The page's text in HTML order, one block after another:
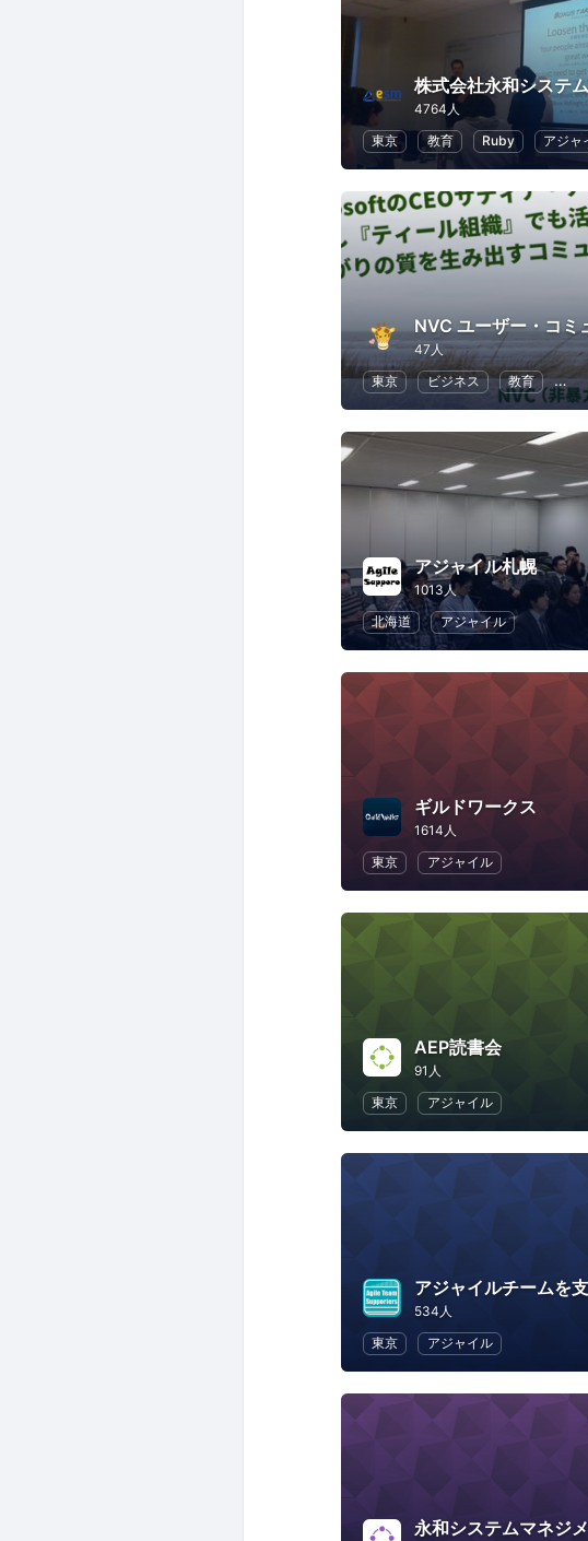
株式会社永和システ
4764人
東京
教育 Ruby アジャ
NVC ユーザー・コミ
47人
東京
ビジネス 教育 コ
アジャイル札幌
1013人
北海道
アジャイル
ギルドワークス
1614人
東京
アジャイル
AEP読書会
91人
東京
アジャイル
アジャイルチームを
534人
東京
アジャイル